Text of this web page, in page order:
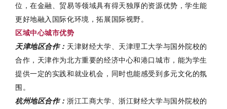
位，在金融、贸易等领域具有得天独厚的资源优势，学生能
更好地融入国际化环境，拓展国际视野。
区域中心城市优势
天津地区合作： 天津财经大学、天津理工大学与国外院校的
合作，天津作为北方重要的经济中心和港口城市，能为学生
提供一定的实践和就业机会，同时也能感受到多元文化的氛
围。
杭州地区合作：浙江工商大学、浙江财经大学与国外院校的